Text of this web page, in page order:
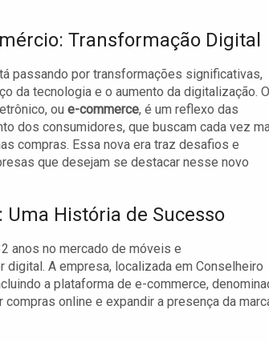
Transformação Digital
passando por transformações significativas,
da tecnologia e o aumento da digitalização. O
ou e-commerce, é um reflexo das
dos consumidores, que buscam cada vez
compras. Essa nova era traz desafios e
que desejam se destacar nesse novo
Uma História de Sucesso
anos no mercado de móveis e
A empresa, localizada em Conselheiro
a plataforma de e-commerce,
online e expandir a presença da